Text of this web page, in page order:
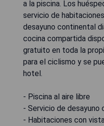
a la piscina. Los
servicio de
desayuno continental
cocina compartida
gratuito en toda la
para el ciclismo y se
hotel.
- Piscina al aire libre
- Servicio de desayuno
- Habitaciones con